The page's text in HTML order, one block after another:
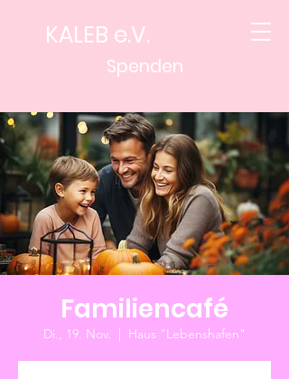
KALEB e.V.
Spenden
Familiencafé
Di., 19. Nov.
  |
Haus "Lebenshafen"